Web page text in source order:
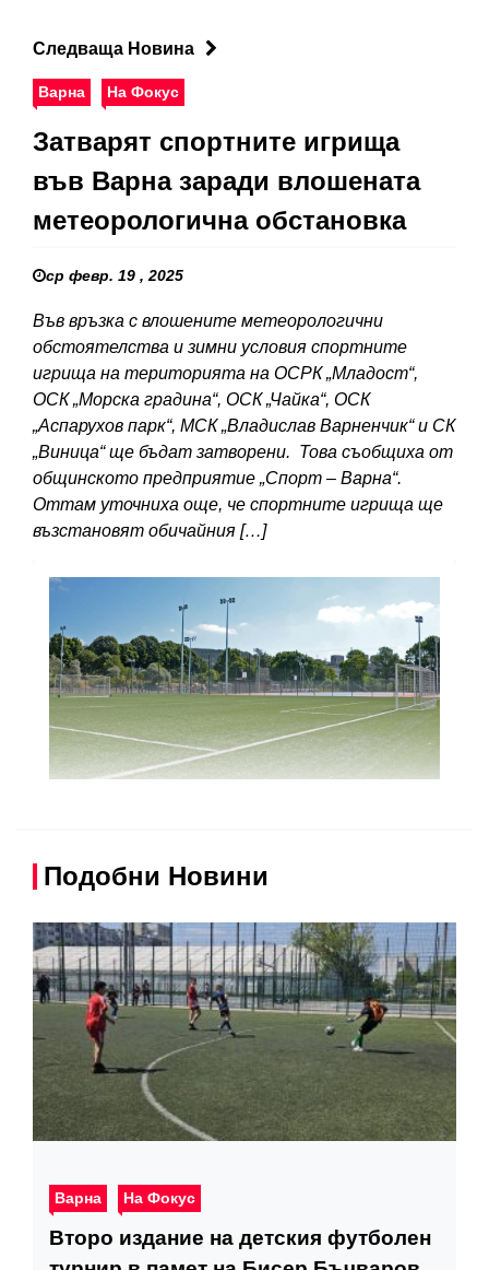
Следваща Новина
Варна На Фокус
Затварят спортните игрища
във Варна заради влошената
метеорологична обстановка
ср февр. 19 , 2025
Във връзка с влошените метеорологични
обстоятелства и зимни условия спортните
игрища на територията на ОСРК „Младост“,
ОСК „Морска градина“, ОСК „Чайка“, ОСК
„Аспарухов парк“, МСК „Владислав Варненчик“ и СК
„Виница“ ще бъдат затворени. Това съобщиха от
общинското предприятие „Спорт – Варна“.
Оттам уточниха още, че спортните игрища ще
възстановят обичайния […]
Подобни Новини
Варна На Фокус
Второ издание на детския футболен